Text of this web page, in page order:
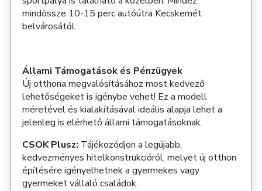
mindössze 10-15 perc autóútra Kecskemét
belvárosától.
Állami Támogatások és Pénzügyek
Új otthona megvalósításához most kedvező
lehetőségeket is igénybe vehet! Ez a modell
méretével és kialakításával ideális alapja lehet a
jelenleg is elérhető állami támogatásoknak.
CSOK Plusz: Tájékozódjon a legújabb,
kedvezményes hitelkonstrukcióról, melyet új otthon
építésére igényelhetnek a gyermekes vagy
gyermeket vállaló családok.